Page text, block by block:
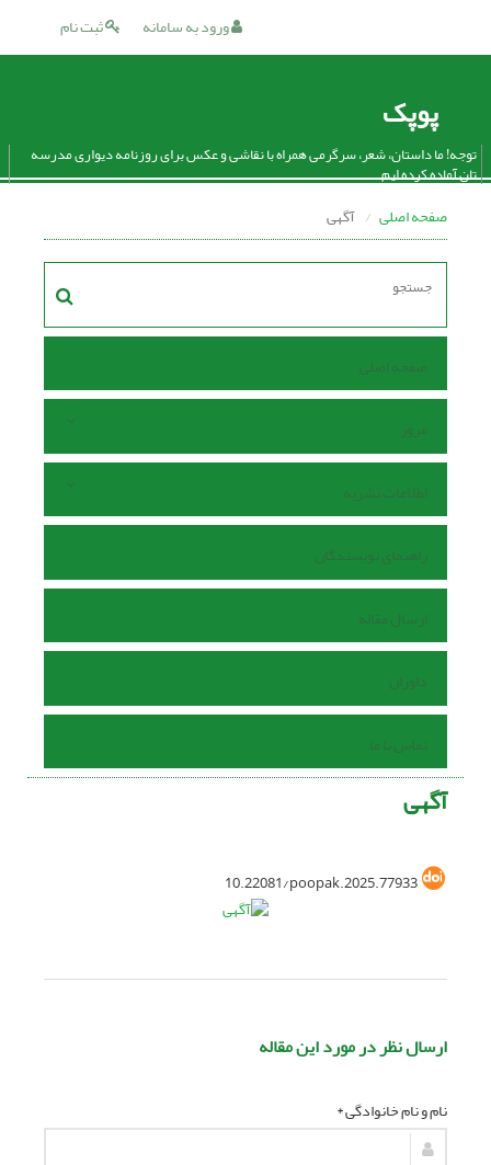
ثبت نام ورود به سامانه
پوپک
توجه! ما داستان، شعر، سرگرمی همراه با نقاشی و عکس برای روزنامه دیواری مدرسه
تان آماده کرده ایم.
صفحه اصلی آگهی
صفحه اصلی
مرور
اطلاعات نشریه
راهنمای نویسندگان
ارسال مقاله
داوران
تماس با ما
آگهی
10.22081/poopak.2025.77933
ارسال نظر در مورد این مقاله
نام و نام خانوادگی *